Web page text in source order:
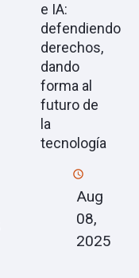
e IA:
defendiendo
derechos,
dando
forma al
futuro de
la
tecnología
Aug
08,
2025